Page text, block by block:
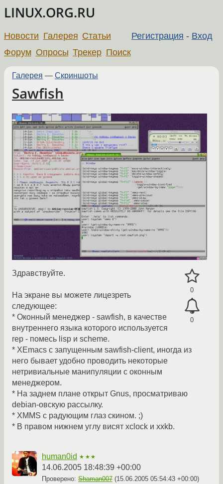
LINUX.ORG.RU
Регистрация - Вход
Новости Галерея Статьи
Форум Опросы Трекер Поиск
Галерея — Скриншоты
Sawfish
0
0
Здравствуйте.
На экране вы можете лицезреть
следующее:
* Оконный менеджер - sawfish, в качестве
внутреннего языка которого используется
rep - помесь lisp и scheme.
* XEmacs с запущенным sawfish-client, иногда из
него бывает удобно проводить некоторые
нетривиальные манипуляции с оконным
менеджером.
* На заднем плане открыт Gnus, просматриваю
debian-овскую рассылку.
* XMMS с радующим глаз скином. ;)
* В правом нижнем углу висят xclock и xxkb.
human0id ★★★
14.06.2005 18:48:39 +00:00
Проверено: Shaman007 (15.06.2005 05:54:43 +00:00)